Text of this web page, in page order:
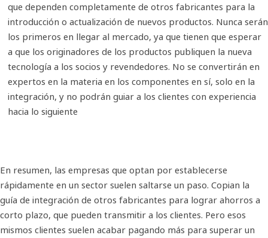
que dependen completamente de otros fabricantes para la
introducción o actualización de nuevos productos. Nunca serán
los primeros en llegar al mercado, ya que tienen que esperar
a que los originadores de los productos publiquen la nueva
tecnología a los socios y revendedores. No se convertirán en
expertos en la materia en los componentes en sí, solo en la
integración, y no podrán guiar a los clientes con experiencia
hacia lo siguiente
En resumen, las empresas que optan por establecerse
rápidamente en un sector suelen saltarse un paso. Copian la
guía de integración de otros fabricantes para lograr ahorros a
corto plazo, que pueden transmitir a los clientes. Pero esos
mismos clientes suelen acabar pagando más para superar un